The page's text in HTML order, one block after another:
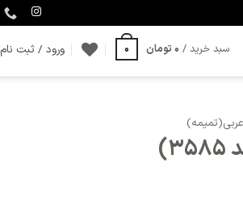
سبد خرید / 0 تومان 0 ورود / ثبت نام